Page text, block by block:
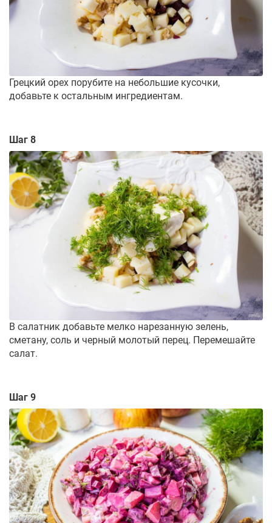
Грецкий орех порубите на небольшие кусочки,
добавьте к остальным ингредиентам.
Шаг 8
В салатник добавьте мелко нарезанную зелень,
сметану, соль и черный молотый перец. Перемешайте
салат.
Шаг 9